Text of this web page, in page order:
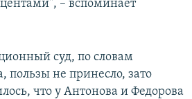
– вспоминает
суд, по словам
пользы не принесло, зато
что у Антонова и Федорова